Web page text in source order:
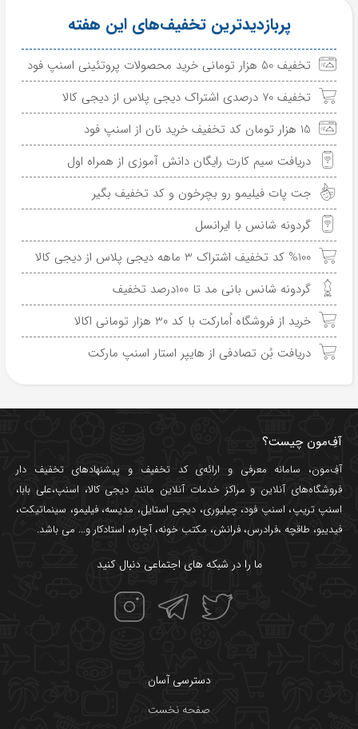
پربازدیدترین تخفیف‌های این هفته
تخفیف 50 هزار تومانی خرید محصولات پروتئینی اسنپ فود
تخفیف 70 درصدی اشتراک دیجی پلاس از دیجی کالا
15 هزار تومان کد تخفیف خرید نان از اسنپ فود
دریافت سیم کارت رایگان دانش آموزی از همراه اول
جت پات فیلیمو رو بچرخون و کد تخفیف بگیر
گردونه شانس با ایرانسل
%100 کد تخفیف اشتراک 3 ماهه دیجی پلاس از دیجی کالا
گردونه شانس بانی مد تا 100درصد تخفیف
خرید از فروشگاه اُمارکت با کد 30 هزار تومانی اکالا
دریافت بُن تصادفی از هایپر استار اسنپ مارکت
آفِ‌مون چیست؟
آفِ‌مون، سامانه معرفی و ارائه‌یکد تخفیف و پیشنهادهای تخفیف دار
فروشگاه‌های آنلاین و مراکز خدمات آنلاین مانند دیجی کالا، اسنپ،علی بابا،
اسنپ تریپ، اسنپ فود،چیلیوری، دیجی استایل، مدیسه،فیلیمو، سینماتیکت،
فیدیبو، طاقچه ،فرادرس، فرانش، مکتب خونه،آچاره، استادکار و... می باشد.
ما را در شبکه های اجتماعی دنبال کنید
دسترسی آسان
صفحه نخست